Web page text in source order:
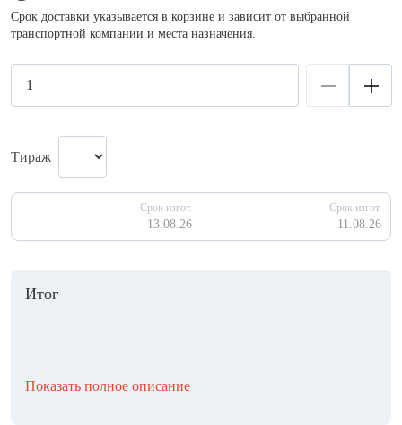
Срок доставки указывается в корзине и зависит от выбранной
транспортной компании и места назначения.
Тираж
Срок изгот.
13.08.26
Срок изгот.
11.08.26
Итог
Показать полное описание